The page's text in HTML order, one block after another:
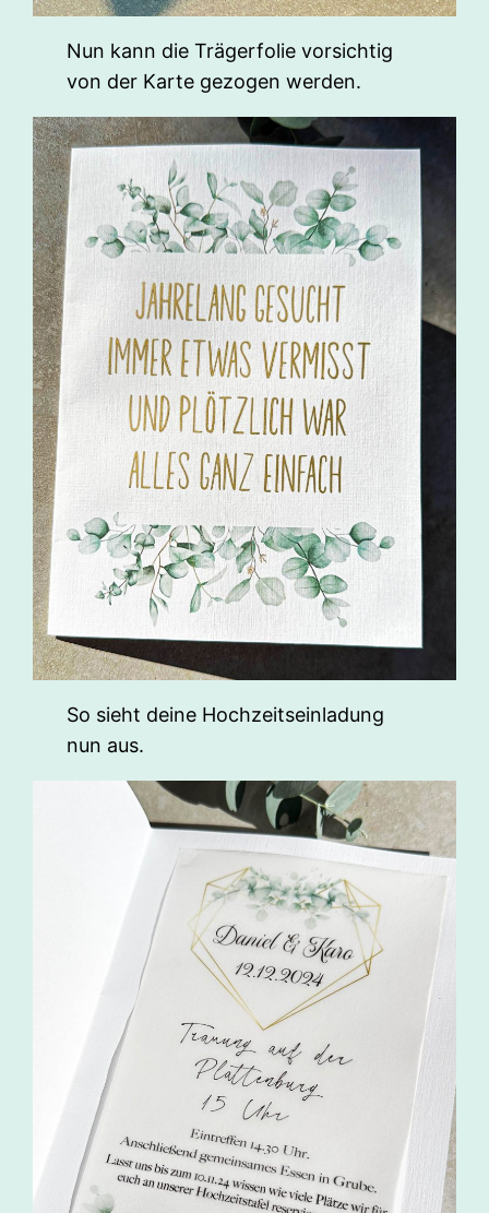
Nun kann die Trägerfolie vorsichtig
von der Karte gezogen werden.
So sieht deine Hochzeitseinladung
nun aus.